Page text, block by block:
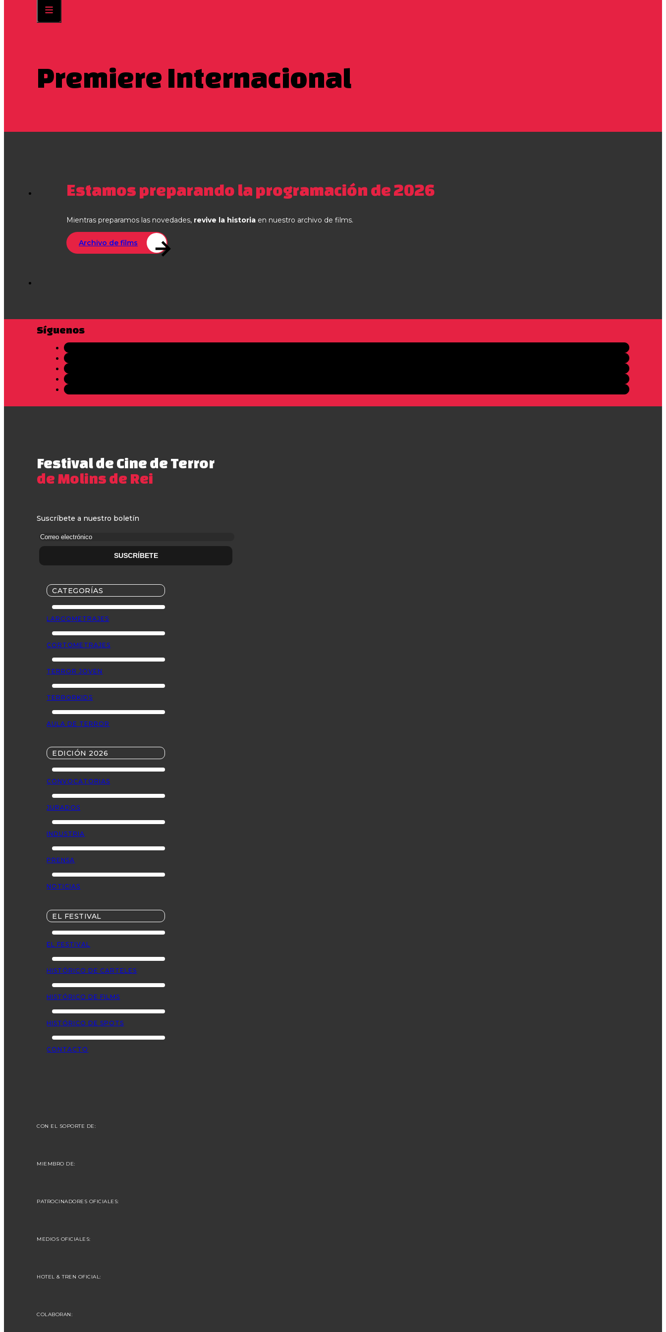
Premiere Internacional
Estamos preparando la programación de 2026
Mientras preparamos las novedades, revive la historia en nuestro archivo de films.
Archivo de films
Síguenos
Festival de Cine de Terror
de Molins de Rei
Suscríbete a nuestro boletín
CATEGORÍAS
LARGOMETRAJES
CORTOMETRAJES
TERROR JOVEN
TERRORKIDS
AULA DE TERROR
EDICIÓN 2026
CONVOCATORIAS
JURADOS
INDUSTRIA
PRENSA
NOTICIAS
EL FESTIVAL
EL FESTIVAL
HISTÓRICO DE CARTELES
HISTÓRICO DE FILMS
HISTÓRICO DE SPOTS
CONTACTO
CON EL SOPORTE DE:
MIEMBRO DE:
PATROCINADORES OFICIALES:
MEDIOS OFICIALES:
HOTEL & TREN OFICIAL:
COLABORAN: